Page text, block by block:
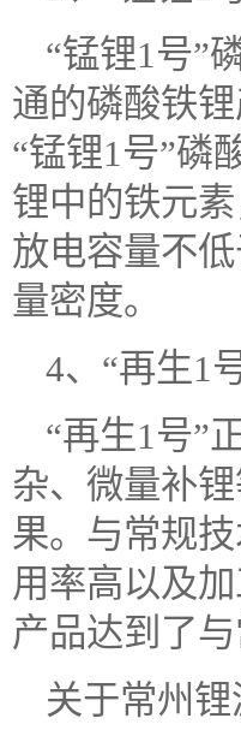
“锰锂1号”
通的磷酸铁
“锰锂1号”磷
锂中的铁元
放电容量不
量密度。
4、“再生1
“再生1号”
杂、微量补
果。与常规
用率高以及
产品达到了
关于常州锂